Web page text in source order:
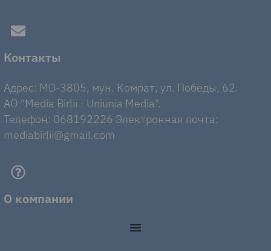
Контакты
Адрес: MD-3805, мун. Комрат, ул. Победы, 62.
AO "Media Birlii - Uniunia Media".
Телефон: 068192226 Электронная почта:
mediabirlii@gmail.com
О компании